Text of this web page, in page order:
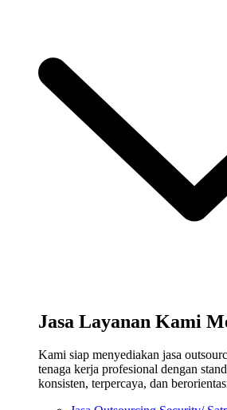
Jasa Layanan Kami
Kami siap menyediakan jasa
tenaga kerja profesional dengan
konsisten, terpercaya, dan